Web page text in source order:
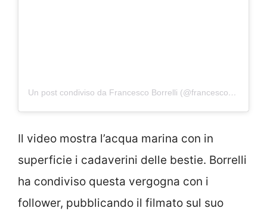
Un post condiviso da Francesco Borrelli (@francescoemilioborrelli)
Il video mostra l’acqua marina con in
superficie i cadaverini delle bestie. Borrelli
ha condiviso questa vergogna con i
follower, pubblicando il filmato sul suo